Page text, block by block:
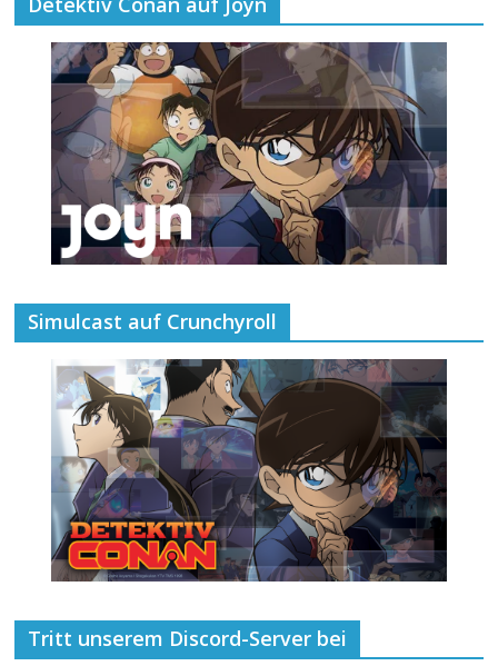
Simulcast auf Crunchyroll
Tritt unserem Discord-Server bei